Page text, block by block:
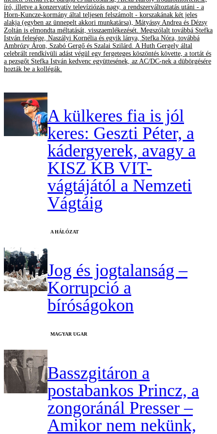
író, illetve a konzervatív televíziózás nagy, a rendszerváltoztatás utáni - a
Horn-Kuncze-kormány által teljesen felszámolt - korszakának két jeles
alakja (egyben az ünnepelt akkori munkatársa), Mátyássy Andrea és Dézsy
Zoltán is elmondta méltatását, visszaemlékezését. Megszólalt továbbá Stefka
István felesége, Naszályi Kornélia és egyik lánya, Stefka Nóra, továbbá
Ambrózy Áron, Szabó Gergő és Szalai Szilárd. A Huth Gergely által
celebrált rendkívüli adást végül egy fergeteges köszöntés követte, a tortát és
a pezsgőt Stefka István kedvenc együttesének, az AC/DC-nek a dübörgésére
hozták be a kollégák.
A külkeres fia is jól
keres: Geszti Péter, a
kádergyerek, avagy a
KISZ KB VIT-
vágtájától a Nemzeti
Vágtáig
A HÁLÓZAT
Jog és jogtalanság –
Korrupció a
bíróságokon
MAGYAR UGAR
Basszgitáron a
postabankos Princz, a
zongoránál Presser –
Amikor nem nekünk,